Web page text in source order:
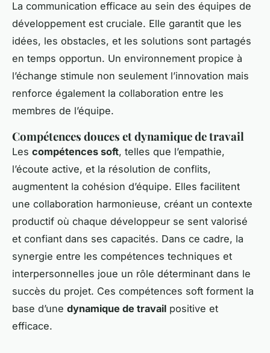
La communication efficace au sein des équipes de
développement est cruciale. Elle garantit que les
idées, les obstacles, et les solutions sont partagés
en temps opportun. Un environnement propice à
l’échange stimule non seulement l’innovation mais
renforce également la collaboration entre les
membres de l’équipe.
Compétences douces et dynamique de travail
Les compétences soft, telles que l’empathie,
l’écoute active, et la résolution de conflits,
augmentent la cohésion d’équipe. Elles facilitent
une collaboration harmonieuse, créant un contexte
productif où chaque développeur se sent valorisé
et confiant dans ses capacités. Dans ce cadre, la
synergie entre les compétences techniques et
interpersonnelles joue un rôle déterminant dans le
succès du projet. Ces compétences soft forment la
base d’une dynamique de travail positive et
efficace.